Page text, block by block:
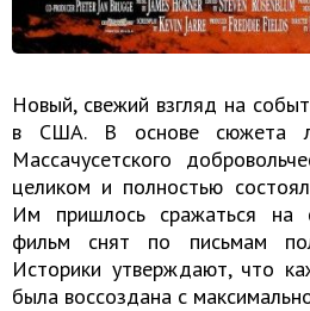
Новый, свежий взгляд на
в США. В основе сюжета
Массачусетского
целиком и полностью
Им пришлось сражаться на
фильм снят по письмам
Историки утверждают, что
была воссоздана с